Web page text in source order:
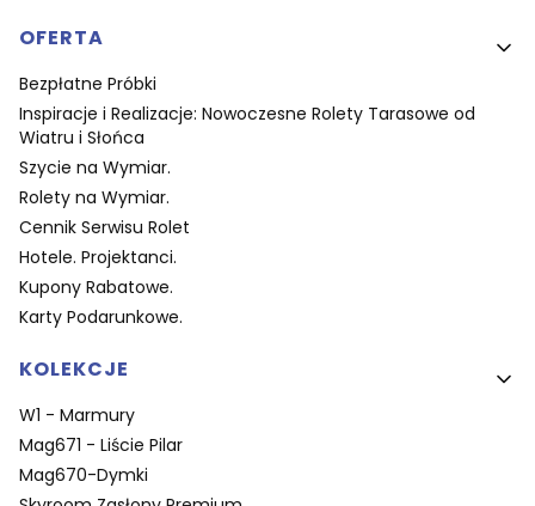
OFERTA
Bezpłatne Próbki
Inspiracje i Realizacje: Nowoczesne Rolety Tarasowe od
Wiatru i Słońca
Szycie na Wymiar.
Rolety na Wymiar.
Cennik Serwisu Rolet
Hotele. Projektanci.
Kupony Rabatowe.
Karty Podarunkowe.
KOLEKCJE
W1 - Marmury
Mag671 - Liście Pilar
Mag670-Dymki